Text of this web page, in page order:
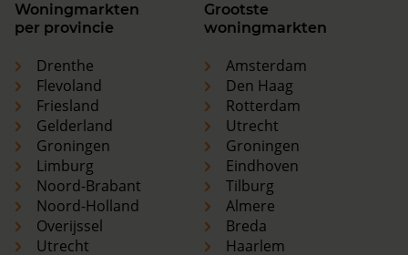
Woningmarkten
per provincie
Drenthe
Flevoland
Friesland
Gelderland
Groningen
Limburg
Noord-Brabant
Noord-Holland
Overijssel
Utrecht
Grootste
woningmarkten
Amsterdam
Den Haag
Rotterdam
Utrecht
Groningen
Eindhoven
Tilburg
Almere
Breda
Haarlem